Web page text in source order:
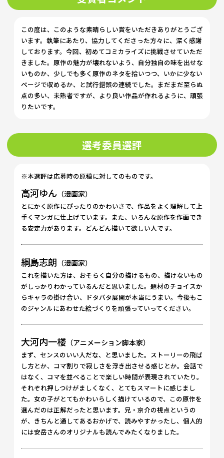
この度は、このような素晴らしい賞をいただきありがとうござ
います。執筆にあたり、協力してくださった方々に、深く感謝
しております。今回、初めてコミカライズに挑戦させていただ
きました。原作の魅力が壊れないよう、自分独自の味を出せな
いものか、少しでも多く原作のネタを拾いつつ、いかに少ない
ページで収めるか、と試行錯誤の連続でした。まだまだ至らぬ
点の多い、未熟者ですが、より良い作品が作れるように、頑張
りたいです。
選考委員選評
※本選評は応募時の原稿に対してのものです。
高河ゆん （漫画家）
とにかく原作にぴったりのかわいさで、作品をよく理解して上
手くマンガに仕上げています。また、いろんな原作を作画でき
る安定力があります。どんどん描いて欲しい人です。
綱島志朗 （漫画家）
これを描いた方は、おそらく自分の描けるもの、描けないもの
がしっかりわかっているんだと思いました。題材のチョイスか
らキャラの掛け合い、ドタバタ展開が本当にうまい。今後もこ
のジャンルにあわせた絵づくりを頑張っていってください。
大河内一楼 （アニメーション脚本家）
まず、センスのいい人だな、と思いました。ストーリーの飛ば
し方とか、コマ割りで寂しさを浮き出させる感じとか。会話で
はなく、コマを並べることで楽しい時間が表現されていたり。
それぞれ押しつけがましくなく、とてもスマートに感じまし
た。女の子がとてもかわいらしく描けているので、この原作を
選んだのは正解だったと思います。兄・京介の視点というの
が、きちんと通してあるおかげで、読みやすかったし、個人的
には安岳さんのオリジナルも読んでみたくなりました。